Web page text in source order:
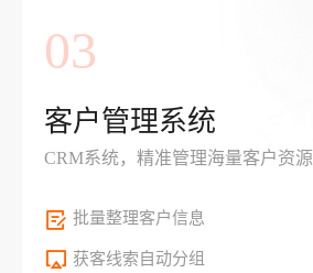
03
客户管理系统
CRM系统，精准管理海量客户资源
批量整理客户信息
获客线索自动分组